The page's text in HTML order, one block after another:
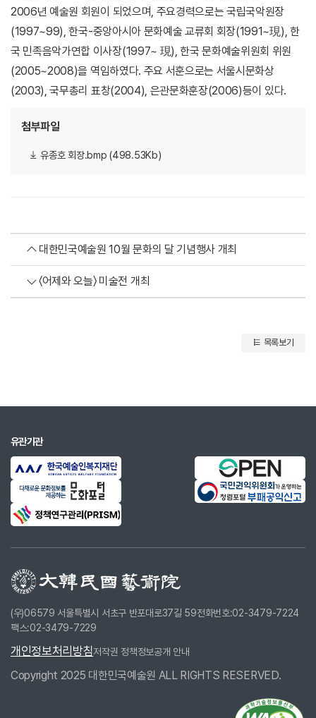
2006년 예술원 회원이 되었으며, 주요경력으로는 국립국악원장
(1997~99), 한국-중앙아시아 문화예술 교류회 회장(1991~現), 한
국 민족음악가연합 이사장(1997~ 現), 한국 문화예술위원회 위원
(2005~2008)을 역임하였다. 주요 서훈으로는 서울시문화상
(2003), 국무총리 표창(2004), 은관문화훈장(2006)등이 있다.
첨부파일
유종호 회장.bmp (498.53Kb)
대한민국예술원 10월 문화의 달 기념행사 개최
〈어제와 오늘〉 미술전 개최
목록보기
유관기관
(우)06579 서울특별시 서초구 반포대로37길 59전화번호:02-3479-7224
팩스:02-3479-7229
개인정보처리방침저작권 정책정보공개 안내
Copyright 2025 대한민국예술원 ALL RIGHTS RESERVED.